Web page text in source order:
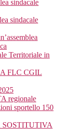
sindacale
sindacale
Territoriale in
FLC CGIL
regionale
sportello 150